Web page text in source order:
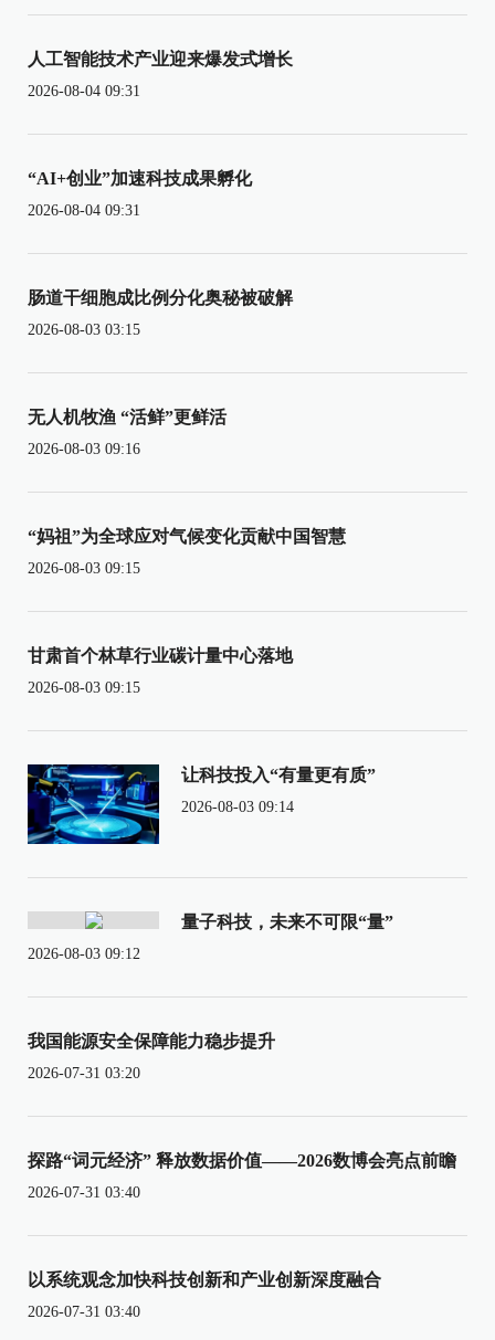
人工智能技术产业迎来爆发式增长
2026-08-04 09:31
“AI+创业”加速科技成果孵化
2026-08-04 09:31
肠道干细胞成比例分化奥秘被破解
2026-08-03 03:15
无人机牧渔 “活鲜”更鲜活
2026-08-03 09:16
“妈祖”为全球应对气候变化贡献中国智慧
2026-08-03 09:15
甘肃首个林草行业碳计量中心落地
2026-08-03 09:15
让科技投入“有量更有质”
2026-08-03 09:14
量子科技，未来不可限“量”
2026-08-03 09:12
我国能源安全保障能力稳步提升
2026-07-31 03:20
探路“词元经济” 释放数据价值——2026数博会亮点前瞻
2026-07-31 03:40
以系统观念加快科技创新和产业创新深度融合
2026-07-31 03:40